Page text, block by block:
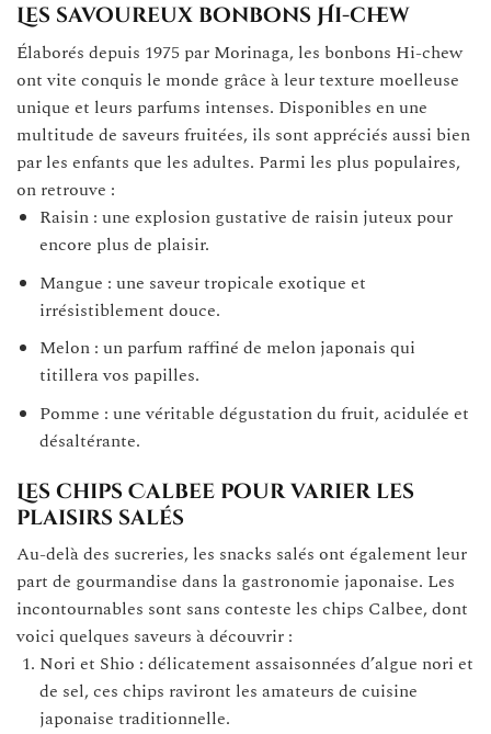
Les savoureux bonbons Hi-chew
Élaborés depuis 1975 par Morinaga, les bonbons Hi-chew
ont vite conquis le monde grâce à leur texture moelleuse
unique et leurs parfums intenses. Disponibles en une
multitude de saveurs fruitées, ils sont appréciés aussi bien
par les enfants que les adultes. Parmi les plus populaires,
on retrouve :
Raisin : une explosion gustative de raisin juteux pour
encore plus de plaisir.
Mangue : une saveur tropicale exotique et
irrésistiblement douce.
Melon : un parfum raffiné de melon japonais qui
titillera vos papilles.
Pomme : une véritable dégustation du fruit, acidulée et
désaltérante.
Les chips Calbee pour varier les
plaisirs salés
Au-delà des sucreries, les snacks salés ont également leur
part de gourmandise dans la gastronomie japonaise. Les
incontournables sont sans conteste les chips Calbee, dont
voici quelques saveurs à découvrir :
Nori et Shio : délicatement assaisonnées d’algue nori et
de sel, ces chips raviront les amateurs de cuisine
japonaise traditionnelle.